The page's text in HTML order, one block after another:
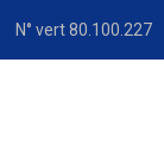
N° vert 80.100.227